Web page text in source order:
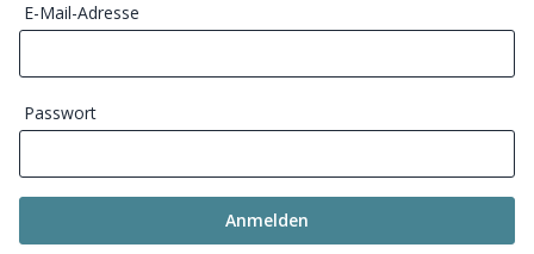
E-Mail-Adresse
Passwort
Anmelden